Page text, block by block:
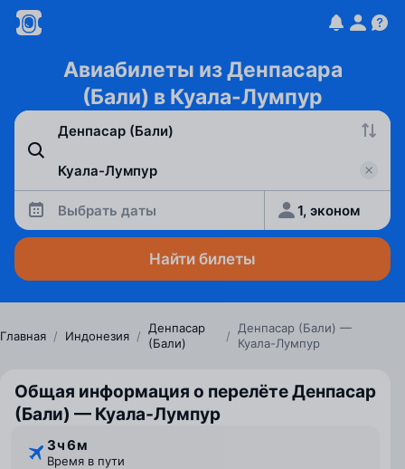
Авиабилеты из Денпасара
(Бали) в Куала-Лумпур
Выбрать даты 1, эконом
Найти билеты
Главная / Индонезия /
Денпасар
(Бали)
/
Денпасар (Бали) —
Куала-Лумпур
Общая информация о перелёте Денпасар
(Бали) — Куала‑Лумпур
3 ⁠ч 6 ⁠м
Время в пути